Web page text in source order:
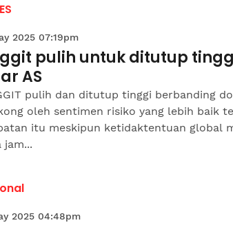
2025 07:19pm
pulih untuk ditutup
AS
pulih dan ditutup tinggi berbanding
oleh sentimen risiko yang lebih baik
itu meskipun ketidaktentuan global
jam...
2025 04:48pm